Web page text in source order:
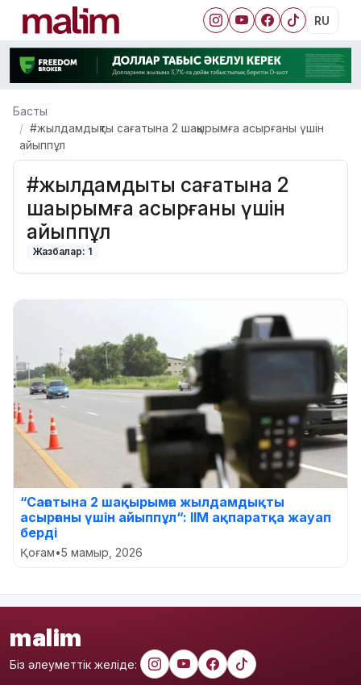
RU
Басты
#жылдамдықты сағатына 2 шақырымға асырғаны үшін
айыппұл
#жылдамдықты сағатына 2
шақырымға асырғаны үшін
айыппұл
Жазбалар: 1
“Сағатына 2 шақырымға жылдамдықты
асырғаны үшін айыппұл“: ІІМ ақпаратқа жауап
берді
Қоғам•5 мамыр, 2026
malim
Біз әлеуметтік желіде: